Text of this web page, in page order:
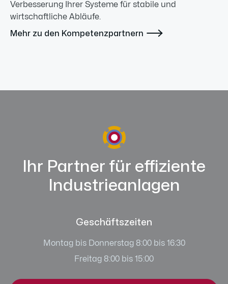
Verbesserung Ihrer Systeme für stabile und
wirtschaftliche Abläufe.
Mehr zu den Kompetenzpartnern 
Ihr Partner für effiziente
Industrieanlagen
Geschäftszeiten
Montag bis Donnerstag 8:00 bis 16:30
Freitag 8:00 bis 15:00